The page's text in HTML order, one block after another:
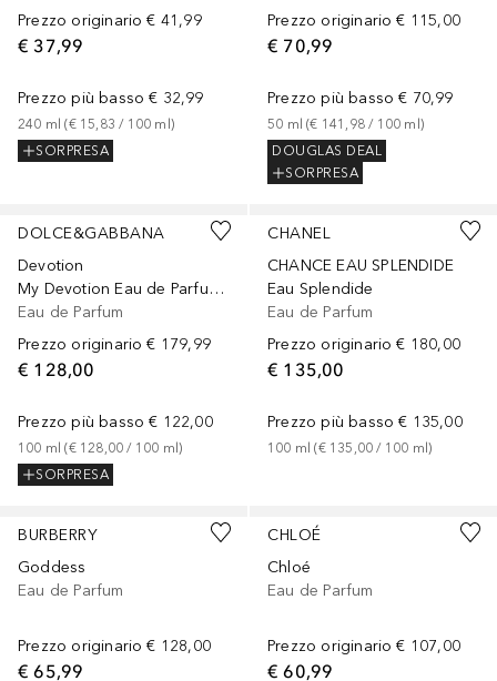
Prezzo originario € 41,99
€ 37,99
Prezzo più basso € 32,99
240 ml (€ 15,83 / 100 ml)
SORPRESA
Prezzo originario € 115,00
€ 70,99
Prezzo più basso € 70,99
50 ml (€ 141,98 / 100 ml)
DOUGLAS DEAL
SORPRESA
DOLCE&GABBANA
Devotion
My Devotion Eau de Parfum Intense
Eau de Parfum
Prezzo originario € 179,99
€ 128,00
Prezzo più basso € 122,00
100 ml (€ 128,00 / 100 ml)
SORPRESA
CHANEL
CHANCE EAU SPLENDIDE
Eau Splendide
Eau de Parfum
Prezzo originario € 180,00
€ 135,00
Prezzo più basso € 135,00
100 ml (€ 135,00 / 100 ml)
BURBERRY
Goddess
Eau de Parfum
Prezzo originario € 128,00
€ 65,99
CHLOÉ
Chloé
Eau de Parfum
Prezzo originario € 107,00
€ 60,99